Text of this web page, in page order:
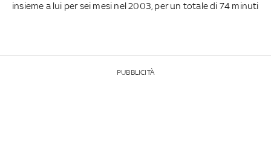
insieme a lui per sei mesi nel 2003, per un totale di 74 minuti
PUBBLICITÀ